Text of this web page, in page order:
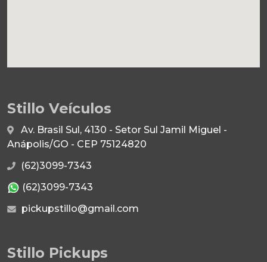
Stillo Veículos
Av. Brasil Sul, 4130 - Setor Sul Jamil Miguel -
Anápolis/GO - CEP 75124820
(62)3099-7343
(62)3099-7343
pickupstillo@gmail.com
Stillo Pickups